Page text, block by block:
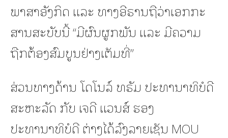
ພາສາອັງກິດ ແລະ ທາງອີຣານຖືວ່າເອກກະ
ສານສະບັບນີ້ “ມີຜົນຜູກພັນ ແລະ ມີຄວາມ
ຖືກຕ້ອງສົມບູນຢ່າງເຕັມທີ່”
ສ່ວນທາງດ້ານ ໂດໂນລ໌ ທຣັມ ປະທານາທິບໍດີ
ສະຫະລັດ ກັບ ເຈດີ ແວນສ໌ ຮອງ
ປະທານາທິບໍດີ ຕ່າງໄດ້ລົງລາຍເຊັນ MOU